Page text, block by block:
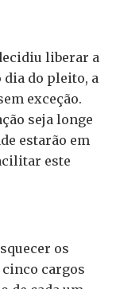
liberar a
dia do pleito, a
exceção.
seja longe
estarão em
este
os
cinco cargos